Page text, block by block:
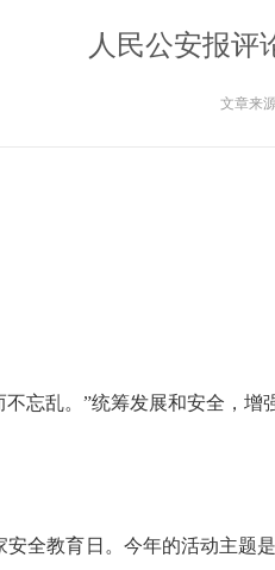
人民公安报评
文章来
忘乱。”统筹发展和安全，
全教育日。今年的活动主题